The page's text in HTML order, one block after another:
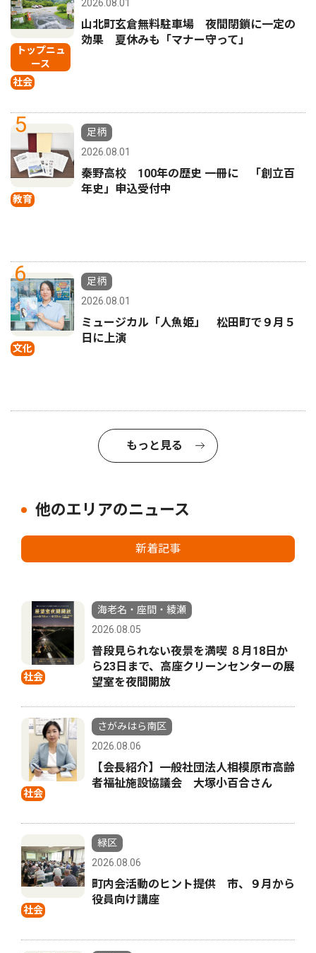
トップニュ
ース
社会
2026.08.01
山北町玄倉無料駐車場 夜間閉鎖に一定の
効果 夏休みも「マナー守って」
5
教育
足柄
2026.08.01
秦野高校 100年の歴史 一冊に 「創立百
年史」申込受付中
6
文化
足柄
2026.08.01
ミュージカル「人魚姫」 松田町で９月５
日に上演
もっと見る
他のエリアのニュース
新着記事
社会
海老名・座間・綾瀬
2026.08.05
普段見られない夜景を満喫 ８月18日か
ら23日まで、高座クリーンセンターの展
望室を夜間開放
社会
さがみはら南区
2026.08.06
【会長紹介】一般社団法人相模原市高齢
者福祉施設協議会 大塚小百合さん
社会
緑区
2026.08.06
町内会活動のヒント提供 市、９月から
役員向け講座